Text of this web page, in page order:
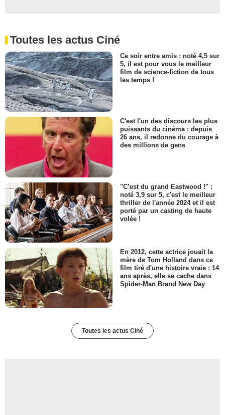
Toutes les actus Ciné
Ce soir entre amis : noté 4,5 sur
5, il est pour vous le meilleur
film de science-fiction de tous
les temps !
C'est l'un des discours les plus
puissants du cinéma : depuis
26 ans, il redonne du courage à
des millions de gens
"C’est du grand Eastwood !" :
noté 3,9 sur 5, c'est le meilleur
thriller de l'année 2024 et il est
porté par un casting de haute
volée !
En 2012, cette actrice jouait la
mère de Tom Holland dans ce
film tiré d'une histoire vraie : 14
ans après, elle se cache dans
Spider-Man Brand New Day
Toutes les actus Ciné